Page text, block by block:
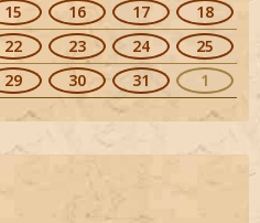
15 16 17
18
22 23 24
25
29 30 31 1